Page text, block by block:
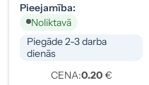
Pieejamība:
Noliktavā
Piegāde 2-3 darba
dienās
CENA:0.20 €